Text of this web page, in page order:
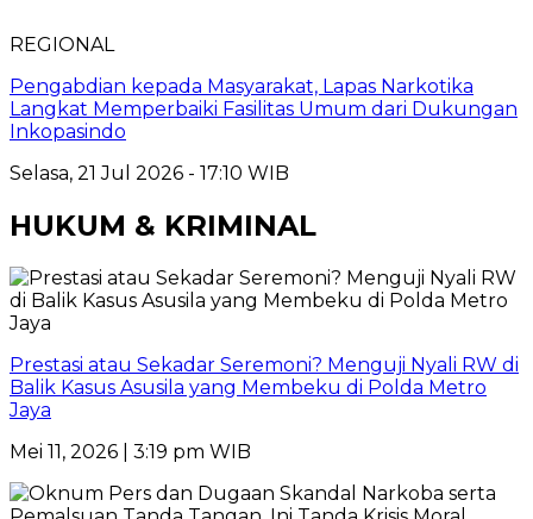
REGIONAL
Pengabdian kepada Masyarakat, Lapas Narkotika
Langkat Memperbaiki Fasilitas Umum dari Dukungan
Inkopasindo
Selasa, 21 Jul 2026 - 17:10 WIB
HUKUM & KRIMINAL
Prestasi atau Sekadar Seremoni? Menguji Nyali RW di
Balik Kasus Asusila yang Membeku di Polda Metro
Jaya
Mei 11, 2026 | 3:19 pm WIB